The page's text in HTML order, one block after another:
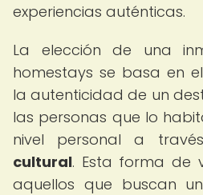
experiencias auténticas.
La elección de una
homestays se basa en
la autenticidad de un
las personas que lo
nivel personal a
cultural. Esta forma de
aquellos que buscan